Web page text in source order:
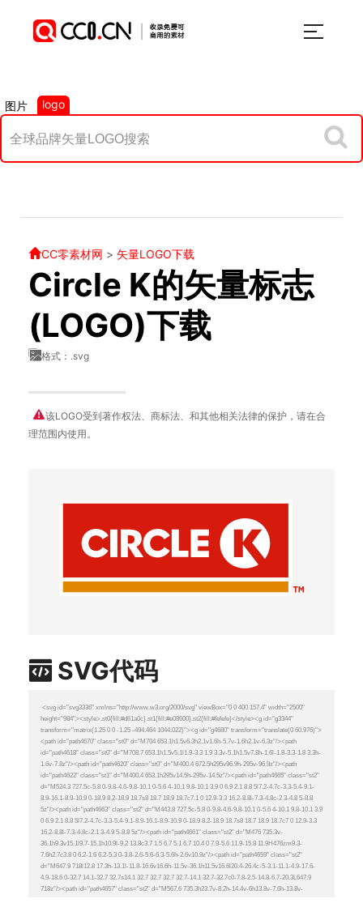
图片 logo
CC零素材网 > 矢量LOGO下载
Circle K的矢量标志
(LOGO)下载
格式：.svg
该LOGO受到著作权法、商标法、和其他相关法律的保护，请在合
理范围内使用。
SVG代码